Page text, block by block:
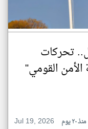
تحركات
الأمن القومي"
Jul 19, 2026
منذ ٢٠ يوم